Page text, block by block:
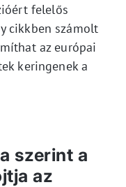
felelős
cikkben számolt
az európai
keringenek a
szerint a
az